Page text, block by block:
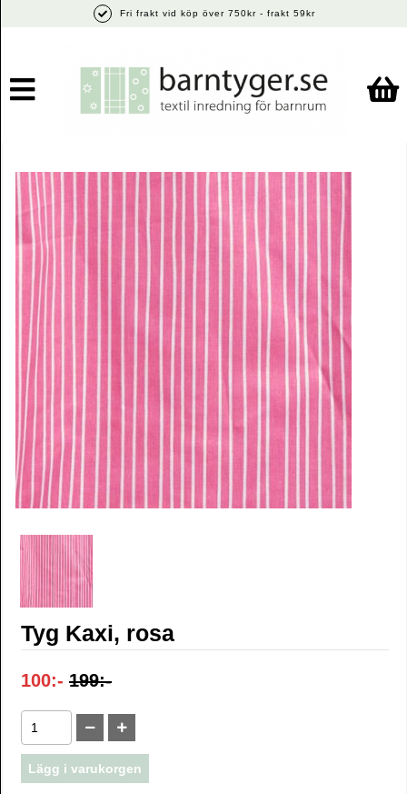
Fri frakt vid köp över 750kr - frakt 59kr
Tyg Kaxi, rosa
100:- 199:-